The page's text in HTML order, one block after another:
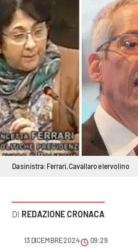
Attualità
Economia e lavoro
Italia Mondo
Sanità
Sport
Cultura
Meteo
Da sinistra: Ferrari, Cavallaro e Iervolino
REDAZIONE CRONACA
13 DICEMBRE 2024 09:29